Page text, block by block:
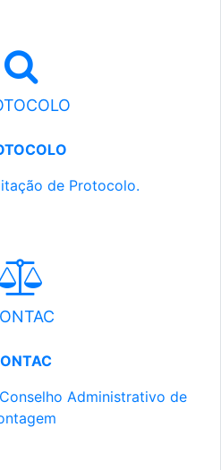
de Protocolo.
Administrativo de